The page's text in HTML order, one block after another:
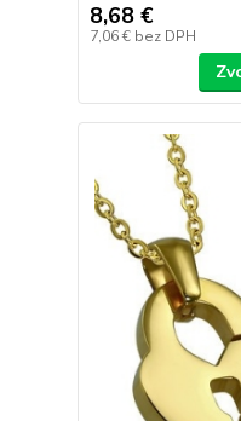
8,68 €
7,06 € bez DPH